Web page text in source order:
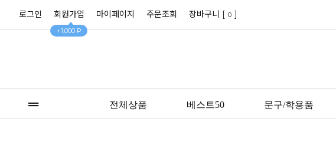
로그인 회원가입
+1,000 P
마이페이지 주문조회 장바구니 [ 0 ]
전체상품 베스트50 문구/학용품